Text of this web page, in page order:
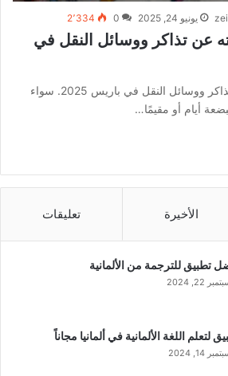
يونيو 24, 2025 0 2٬334
عن تذاكر ووسائل النقل في
كل ما تحتاج معرفته عن تذاكر ووسائل النقل في باريس 2025. سواء
أيام أو مقيمًا…
الأخيرة تعليقات
تطبيق للترجمة من الألمانية
22, 2024
لتعلم اللغة الألمانية في ألمانيا مجاناً
14, 2024